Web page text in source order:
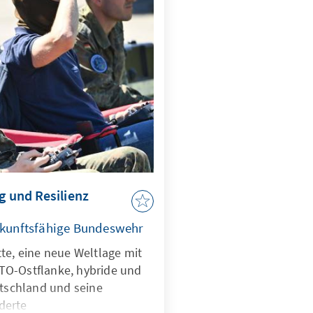
zugleich muss der Markt
zum heutigen Oligopol
und Resilienz
Bundeswehr
eine neue Weltlage mit
Ostflanke, hybride und
und seine